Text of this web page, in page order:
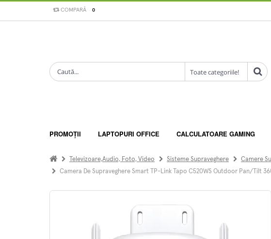
COMPARĂ 0
PROMOȚII LAPTOPURI OFFICE CALCULATOARE GAMING
Televizoare,Audio, Foto, Video Sisteme Supraveghere
Camere
Camera De Supraveghere Smart TP-Link Tapo C520WS Outdoor Pan/Tilt